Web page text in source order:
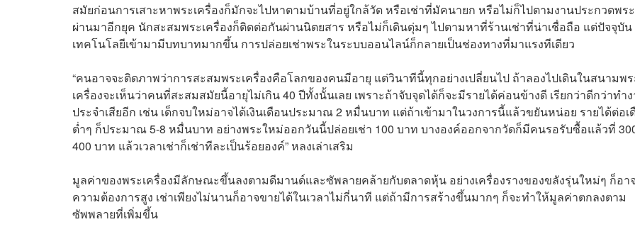
สมัยก่อนการเสาะหาพระเครื่องก็มักจะไปหาตามบ้านที่อยู่ใกล้วัด หรือเช่าที่มัคนายก หรือไม่ก็ไปตามงานประกวดพระ
ผ่านมาอีกยุค นักสะสมพระเครื่องก็ติดต่อกันผ่านนิตยสาร หรือไม่ก็เดินดุ่มๆ ไปตามหาที่ร้านเช่าที่น่าเชื่อถือ แต่ปัจจุบัน
เทคโนโลยีเข้ามามีบทบาทมากขึ้น การปล่อยเช่าพระในระบบออนไลน์ก็กลายเป็นช่องทางที่มาแรงทีเดียว
“คนอาจจะติดภาพว่าการสะสมพระเครื่องคือโลกของคนมีอายุ แต่วินาทีนี้ทุกอย่างเปลี่ยนไป ถ้าลองไปเดินในสนามพ
เครื่องจะเห็นว่าคนที่สะสมสมัยนี้อายุไม่เกิน 40 ปีทั้งนั้นเลย เพราะถ้าจับจุดได้ก็จะมีรายได้ค่อนข้างดี เรียกว่าดีกว่าทำ
ประจำเสียอีก เช่น เด็กจบใหม่อาจได้เงินเดือนประมาณ 2 หมื่นบาท แต่ถ้าเข้ามาในวงการนี้แล้วขยันหน่อย รายได้ต่อเ
ต่ำๆ ก็ประมาณ 5-8 หมื่นบาท อย่างพระใหม่ออกวันนี้ปล่อยเช่า 100 บาท บางองค์ออกจากวัดก็มีคนรอรับซื้อแล้วที่
400 บาท แล้วเวลาเช่าก็เช่าทีละเป็นร้อยองค์” หลงเล่าเสริม
มูลค่าของพระเครื่องมีลักษณะขึ้นลงตามดีมานด์และซัพลายคล้ายกับตลาดหุ้น อย่างเครื่องรางของขลังรุ่นใหม่ๆ ก็อา
ความต้องการสูง เช่าเพียงไม่นานก็อาจขายได้ในเวลาไม่กี่นาที แต่ถ้ามีการสร้างขึ้นมากๆ ก็จะทำให้มูลค่าตกลงตาม
ซัพพลายที่เพิ่มขึ้น